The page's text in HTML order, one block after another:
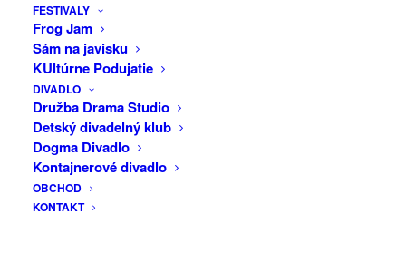
FESTIVALY
Frog Jam
Sám na javisku
KUltúrne Podujatie
DIVADLO
Družba Drama Studio
Detský divadelný klub
Dogma Divadlo
Kontajnerové divadlo
OBCHOD
KONTAKT
Réžia: Aki Kaurismäki
Fínsky jazyk + České titulky
V prípade nepriaznivého počasia
premietame v klube Lúč.
Na projekt Filmový Lúč neplatia klubové
karty. Ďakujeme za pochopenie.